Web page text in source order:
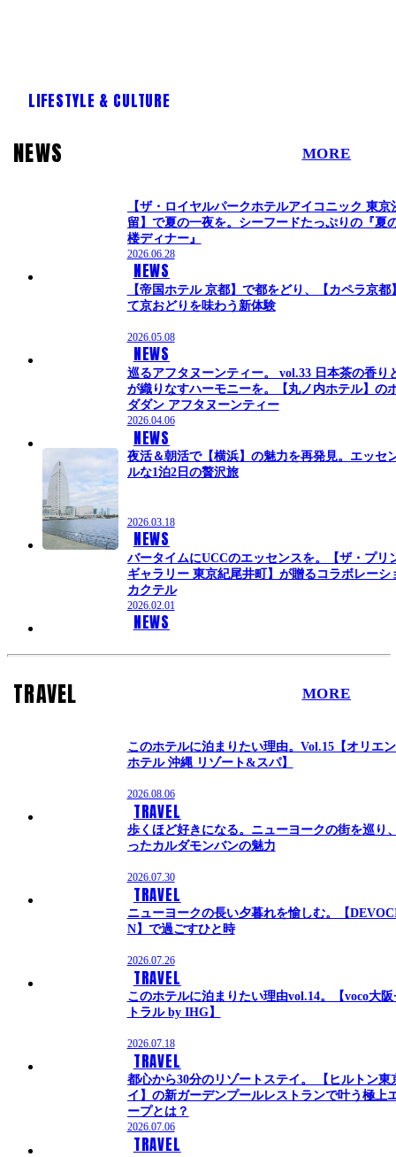
LIFESTYLE & CULTURE
NEWS MORE
【ザ・ロイヤルパークホテルアイコニック 東京
留】で夏の一夜を。シーフードたっぷりの『夏
楼ディナー』
2026.06.28
NEWS
【帝国ホテル 京都】で都をどり、【カペラ京都
て京おどりを味わう新体験
2026.05.08
NEWS
巡るアフタヌーンティー。 vol.33 日本茶の香り
が織りなすハーモニーを。【丸ノ内ホテル】の
ダダン アフタヌーンティー
2026.04.06
NEWS
夜活＆朝活で【横浜】の魅力を再発見。エッセ
ルな1泊2日の贅沢旅
2026.03.18
NEWS
バータイムにUCCのエッセンスを。【ザ・プリ
ギャラリー 東京紀尾井町】が贈るコラボレーシ
カクテル
2026.02.01
NEWS
TRAVEL MORE
このホテルに泊まりたい理由。Vol.15【オリエ
ホテル 沖縄 リゾート&スパ】
2026.08.06
TRAVEL
歩くほど好きになる。ニューヨークの街を巡り
ったカルダモンバンの魅力
2026.07.30
TRAVEL
ニューヨークの長い夕暮れを愉しむ。【
N】で過ごすひと時
2026.07.26
TRAVEL
このホテルに泊まりたい理由vol.14。【voco大阪
トラル by IHG】
2026.07.18
TRAVEL
都心から30分のリゾートステイ。 【ヒルトン東
イ】の新ガーデンプールレストランで叶う極上
ープとは？
2026.07.06
TRAVEL